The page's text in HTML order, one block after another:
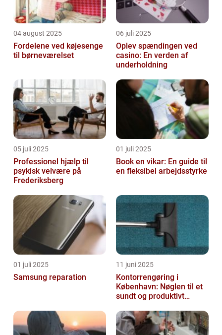
04 august 2025
Fordelene ved køjesenge
til børneværelset
06 juli 2025
Oplev spændingen ved
casino: En verden af
underholdning
05 juli 2025
Professionel hjælp til
psykisk velvære på
Frederiksberg
01 juli 2025
Book en vikar: En guide til
en fleksibel arbejdsstyrke
01 juli 2025
Samsung reparation
11 juni 2025
Kontorrengøring i
København: Nøglen til et
sundt og produktivt